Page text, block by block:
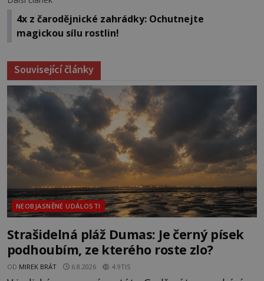
4x z čarodějnické zahrádky: Ochutnejte
magickou sílu rostlin!
Související články
NEOBJASNĚNÉ UDÁLOSTI
Strašidelná pláž Dumas: Je černý písek
podhoubím, ze kterého roste zlo?
OD MIREK BRÁT 6.8.2026 4.9TIS